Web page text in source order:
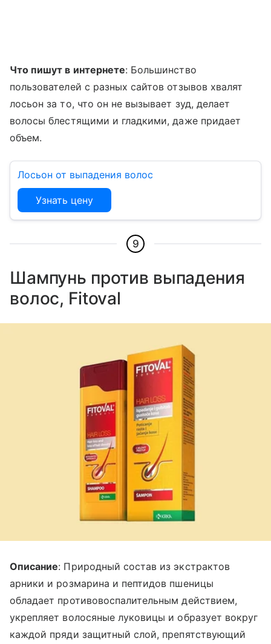
Что пишут в интернете: Большинство
пользователей с разных сайтов отзывов хвалят
лосьон за то, что он не вызывает зуд, делает
волосы блестящими и гладкими, даже придает
объем.
Лосьон от выпадения волос
Узнать цену
9
Шампунь против выпадения
волос, Fitoval
Описание: Природный состав из экстрактов
арники и розмарина и пептидов пшеницы
обладает противовоспалительным действием,
укрепляет волосяные луковицы и образует вокруг
каждой пряди защитный слой, препятствующий